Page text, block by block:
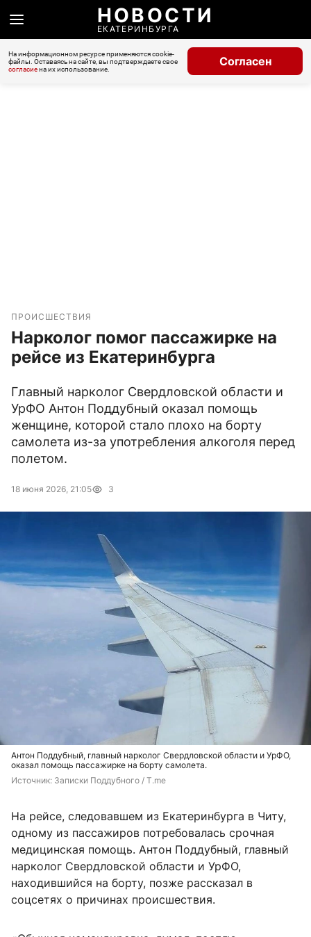
НОВОСТИ
ЕКАТЕРИНБУРГА
На информационном ресурсе применяются cookie-
файлы. Оставаясь на сайте, вы подтверждаете свое
согласиена их использование.
Согласен
ПРОИСШЕСТВИЯ
Нарколог помог пассажирке на
рейсе из Екатеринбурга
Главный нарколог Свердловской области и
УрФО Антон Поддубный оказал помощь
женщине, которой стало плохо на борту
самолета из-за употребления алкоголя перед
полетом.
18 июня 2026, 21:05 3
Антон Поддубный, главный нарколог Свердловской области и УрФО,
оказал помощь пассажирке на борту самолета.
Источник: Записки Поддубного / T.me
На рейсе, следовавшем из Екатеринбурга в Читу,
одному из пассажиров потребовалась срочная
медицинская помощь. Антон Поддубный, главный
нарколог Свердловской области и УрФО,
находившийся на борту, позже рассказал в
соцсетях о причинах происшествия.